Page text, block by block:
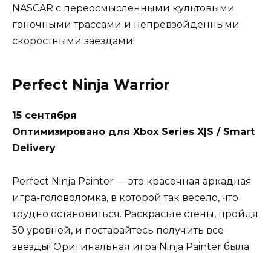
NASCAR с переосмысленными культовыми
гоночными трассами и непревзойденными
скоростными заездами!
Perfect Ninja Warrior
15 сентября
Оптимизировано для Xbox Series X|S / Smart
Delivery
Perfect Ninja Painter — это красочная аркадная
игра-головоломка, в которой так весело, что
трудно остановиться. Раскрасьте стены, пройдя
50 уровней, и постарайтесь получить все
звезды! Оригинальная игра Ninja Painter была